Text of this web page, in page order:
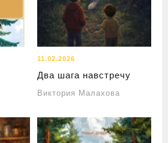
11.02.2026
Два шага навстречу
Виктория Малахова